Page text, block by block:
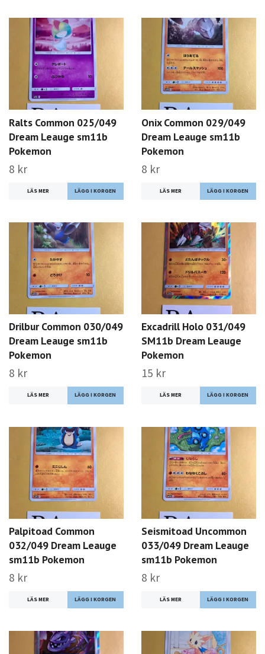
Ralts Common 025/049
Dream Leauge sm11b
Pokemon
8 kr
LÄS MER
Onix Common 029/049
Dream Leauge sm11b
Pokemon
8 kr
LÄS MER
Drilbur Common 030/049
Dream Leauge sm11b
Pokemon
8 kr
LÄS MER
Excadrill Holo 031/049
SM11b Dream Leauge
Pokemon
15 kr
LÄS MER
Palpitoad Common
032/049 Dream Leauge
sm11b Pokemon
8 kr
LÄS MER
Seismitoad Uncommon
033/049 Dream Leauge
sm11b Pokemon
8 kr
LÄS MER